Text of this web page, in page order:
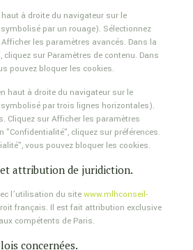
à droite du navigateur sur le
par un rouage). Sélectionnez
les paramètres avancés. Dans la
sur Paramètres de contenu. Dans
pouvez bloquer les cookies.
haut à droite du navigateur sur le
par trois lignes horizontales).
Cliquez sur Afficher les paramètres
"Confidentialité", cliquez sur préférences.
vous pouvez bloquer les cookies.
attribution de juridiction.
l’utilisation du sitewww.mlhconseil-
français. Il est fait attribution exclusive
compétents de Paris.
concernées.